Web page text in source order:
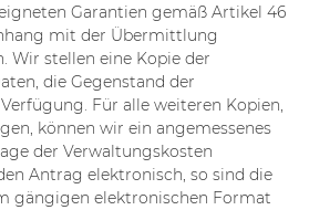
Garantien gemäß Artikel 46
mit der Übermittlung
Wir stellen eine Kopie der
die Gegenstand der
Für alle weiteren Kopien,
können wir ein angemessenes
der Verwaltungskosten
Antrag elektronisch, so sind die
gängigen elektronischen Format